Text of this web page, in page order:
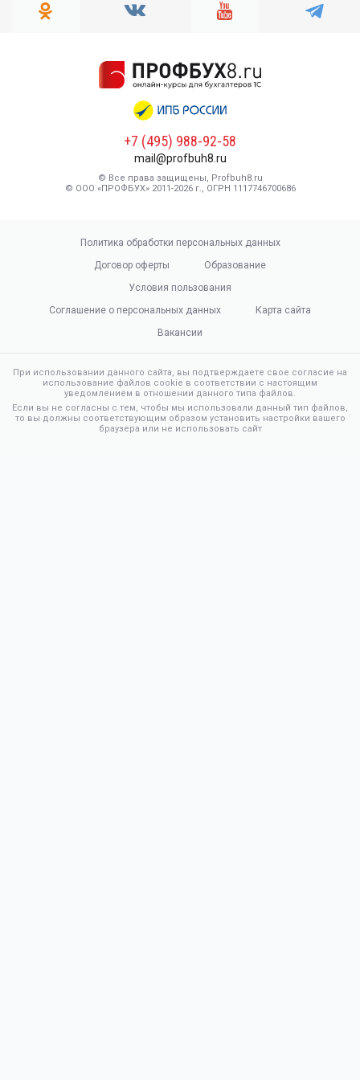
+7 (495) 988-92-58
mail@profbuh8.ru
© Все права защищены, Profbuh8.ru
© ООО «ПРОФБУХ» 2011-2026 г., ОГРН 1117746700686
Политика обработки персональных данных
Договор оферты
Образование
Условия пользования
Соглашение о персональных данных
Карта сайта
Вакансии
При использовании данного сайта, вы подтверждаете свое согласие на
использование файлов cookie в соответствии с настоящим
уведомлением в отношении данного типа файлов.
Если вы не согласны с тем, чтобы мы использовали данный тип файлов,
то вы должны соответствующим образом установить настройки вашего
браузера или не использовать сайт